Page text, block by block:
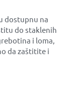
dostupnu na
do staklenih
i loma,
da zaštitite i